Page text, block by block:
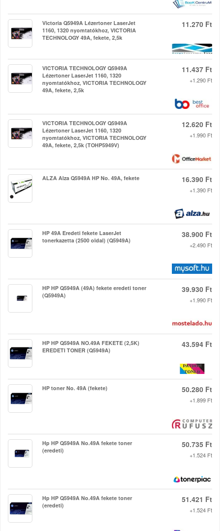
Victoria Q5949A Lézertoner LaserJet
1160, 1320 nyomtatókhoz, VICTORIA
TECHNOLOGY 49A, fekete, 2,5k
11.270 Ft
VICTORIA TECHNOLOGY Q5949A
Lézertoner LaserJet 1160, 1320
nyomtatókhoz, VICTORIA TECHNOLOGY
49A, fekete, 2,5k
11.437 Ft
+1.290 Ft
VICTORIA TECHNOLOGY Q5949A
Lézertoner LaserJet 1160, 1320
nyomtatókhoz, VICTORIA TECHNOLOGY
49A, fekete, 2,5k (TOHP5949V)
12.620 Ft
+1.990 Ft
ALZA Alza Q5949A HP No. 49A, fekete 16.390 Ft
+1.390 Ft
HP 49A Eredeti fekete LaserJet
tonerkazetta (2500 oldal) (Q5949A)
38.900 Ft
+2.490 Ft
HP HP Q5949A (49A) fekete eredeti toner
(Q5949A)
39.930 Ft
+1.990 Ft
HP HP Q5949A NO.49A FEKETE (2,5K)
EREDETI TONER (Q5949A)
43.594 Ft
HP toner No. 49A (fekete) 50.280 Ft
+1.899 Ft
Hp HP Q5949A No.49A fekete toner
(eredeti)
50.735 Ft
+1.524 Ft
Hp HP Q5949A No.49A fekete toner
(eredeti)
51.421 Ft
+1.524 Ft